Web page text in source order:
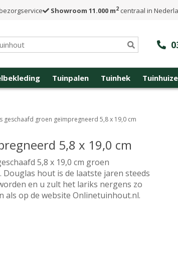
Showroom 11.000 m2centraal in
Tuinpalen Tuinhek
geschaafd groen geïmpregneerd 5,8 x 19,0 cm
5,8 x 19,0 cm
5,8 x 19,0 cm groen
Douglas hout is de laatste jaren steeds
en u zult het lariks nergens zo
als op de website Onlinetuinhout.nl.